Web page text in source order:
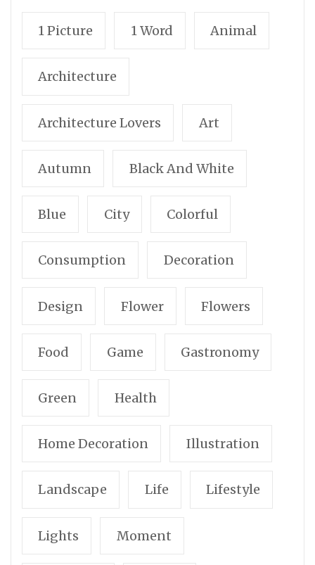
1 Picture 1 Word Animal
Architecture
Architecture Lovers Art
Autumn Black And White
Blue City Colorful
Consumption Decoration
Design Flower Flowers
Food Game Gastronomy
Green Health
Home Decoration Illustration
Landscape Life Lifestyle
Lights Moment